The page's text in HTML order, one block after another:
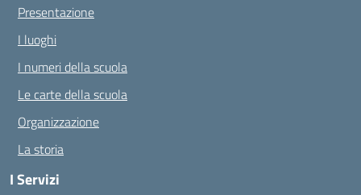
Presentazione
I luoghi
I numeri della scuola
Le carte della scuola
Organizzazione
La storia
I Servizi